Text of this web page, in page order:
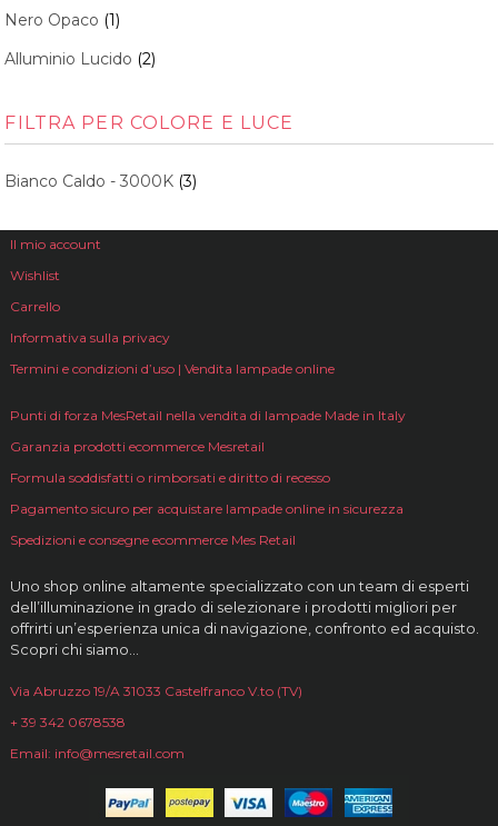
Nero Opaco (1)
Alluminio Lucido (2)
FILTRA PER COLORE E LUCE
Bianco Caldo - 3000K (3)
Il mio account
Wishlist
Carrello
Informativa sulla privacy
Termini e condizioni d’uso | Vendita lampade online
Punti di forza MesRetail nella vendita di lampade Made in Italy
Garanzia prodotti ecommerce Mesretail
Formula soddisfatti o rimborsati e diritto di recesso
Pagamento sicuro per acquistare lampade online in sicurezza
Spedizioni e consegne ecommerce Mes Retail
Uno shop online altamente specializzato con un team di esperti
dell’illuminazione in grado di selezionare i prodotti migliori per
offrirti un’esperienza unica di navigazione, confronto ed acquisto.
Scopri chi siamo…
Via Abruzzo 19/A 31033 Castelfranco V.to (TV)
+ 39 342 0678538
Email: info@mesretail.com